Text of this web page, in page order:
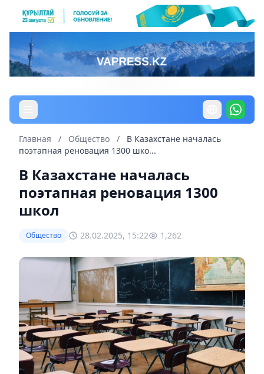
Главная / Общество /
В Казахстане началась
поэтапная реновация 1300 шко...
В Казахстане началась
поэтапная реновация 1300
школ
Общество 28.02.2025, 15:22 1,262